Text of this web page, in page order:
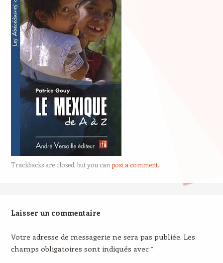
Trackbacks are closed, but you can post a comment.
Laisser un commentaire
Votre adresse de messagerie ne sera pas publiée. Les
champs obligatoires sont indiqués avec *